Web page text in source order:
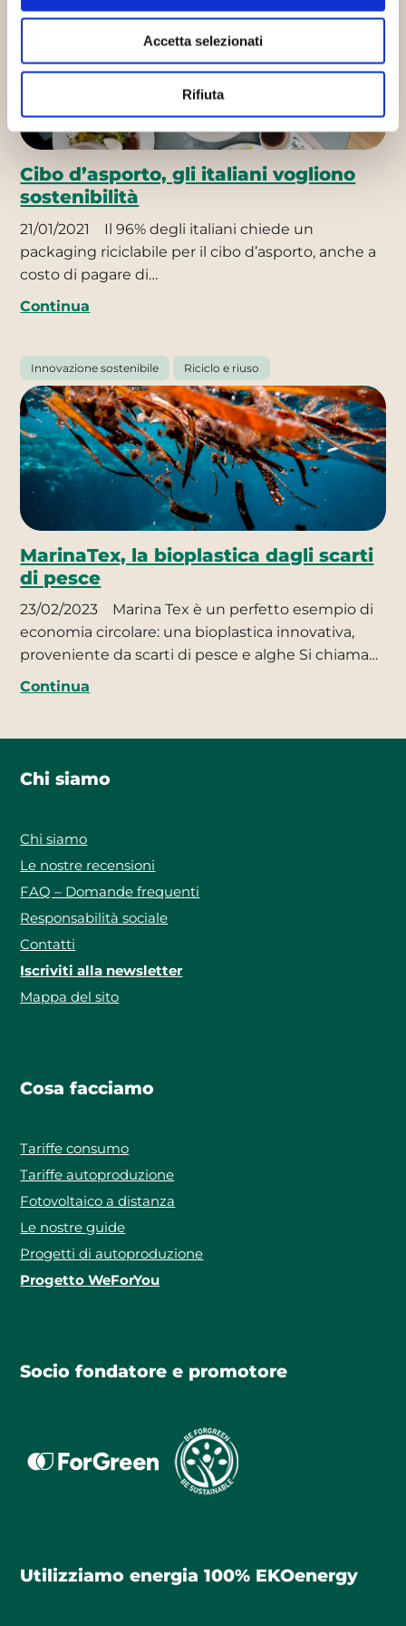
Accetta selezionati
Rifiuta
Cibo d’asporto, gli italiani vogliono
sostenibilità
21/01/2021
Il 96% degli italiani chiede un
packaging riciclabile per il cibo d’asporto, anche a
costo di pagare di…
Continua
Innovazione sostenibile Riciclo e riuso
MarinaTex, la bioplastica dagli scarti
di pesce
23/02/2023
Marina Tex è un perfetto esempio di
economia circolare: una bioplastica innovativa,
proveniente da scarti di pesce e alghe Si chiama…
Continua
Chi siamo
Chi siamo
Le nostre recensioni
FAQ – Domande frequenti
Responsabilità sociale
Contatti
Iscriviti alla newsletter
Mappa del sito
Cosa facciamo
Tariffe consumo
Tariffe autoproduzione
Fotovoltaico a distanza
Le nostre guide
Progetti di autoproduzione
Progetto WeForYou
Socio fondatore e promotore
Utilizziamo energia 100% EKOenergy